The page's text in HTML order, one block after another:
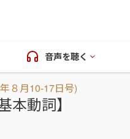
音声を聴く
８月10-17日号)
本動詞】